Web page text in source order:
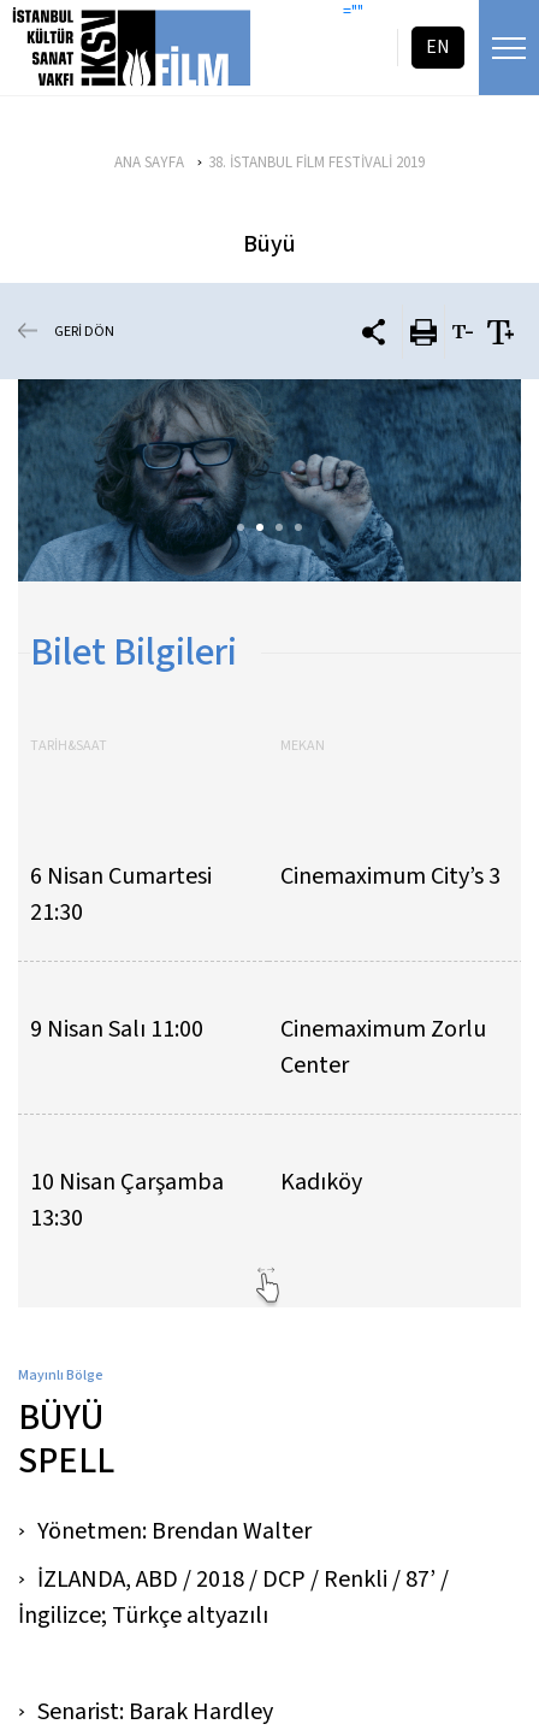
icerigi atla =""
EN
ANA SAYFA 38. İSTANBUL FİLM FESTİVALİ 2019
Büyü
GERİ DÖN
Bilet Bilgileri
TARİH&SAAT MEKAN
6 Nisan Cumartesi
21:30
Cinemaximum City’s 3
9 Nisan Salı 11:00
Cinemaximum Zorlu
Center
10 Nisan Çarşamba
13:30
Kadıköy
Mayınlı Bölge
BÜYÜ
SPELL
Yönetmen: Brendan Walter
İZLANDA, ABD / 2018 / DCP / Renkli / 87’ /
İngilizce; Türkçe altyazılı
Senarist: Barak Hardley